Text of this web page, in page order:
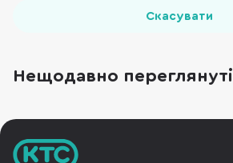
Скасувати
Нещодавно переглянуті